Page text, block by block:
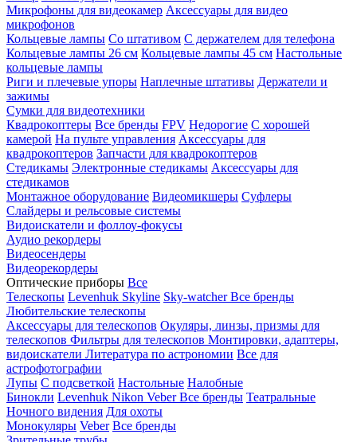
Микрофоны для видеокамер Аксессуары для видео
микрофонов
Кольцевые лампы Со штативом C держателем для телефона
Кольцевые лампы 26 см Кольцевые лампы 45 см Настольные
кольцевые лампы
Риги и плечевые упоры Наплечные штативы Держатели и
зажимы
Сумки для видеотехники
Квадрокоптеры Все бренды FPV Недорогие С хорошей
камерой На пульте управления Аксессуары для
квадрокоптеров Запчасти для квадрокоптеров
Стедикамы Электронные стедикамы Аксессуары для
стедикамов
Монтажное оборудование Видеомикшеры Суфлеры
Слайдеры и рельсовые системы
Видоискатели и фоллоу-фокусы
Аудио рекордеры
Видеосендеры
Видеорекордеры
Оптические приборы Все
Телескопы Levenhuk Skyline Sky-watcherВсе бренды
Любительские телескопы
Аксессуары для телескопов Окуляры, линзы, призмы для
телескопов Фильтры для телескопов Монтировки, адаптеры,
видоискатели Литература по астрономии Все для
астрофотографии
Лупы С подсветкой Настольные Налобные
Бинокли Levenhuk Nikon VeberВсе бренды Театральные
Ночного видения Для охоты
Монокуляры Veber Все бренды